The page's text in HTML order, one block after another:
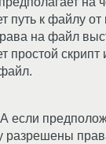
путь к файлу от
на файл
простой скрипт
если
разрешены